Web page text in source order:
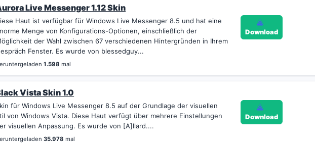
Live Messenger 1.12 Skin
Haut ist verfügbar für Windows Live Messenger 8.5 und hat eine
Menge von Konfigurations-Optionen, einschließlich der
der Wahl zwischen 67 verschiedenen Hintergründen in Ihrem
Fenster. Es wurde von blessedguy...
1.598 mal
Download
Vista Skin 1.0
für Windows Live Messenger 8.5 auf der Grundlage der visuellen
von Windows Vista. Diese Haut verfügt über mehrere Einstellungen
visuellen Anpassung. Es wurde von [A]llard....
35.978 mal
Download